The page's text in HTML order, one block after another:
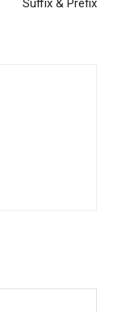
Suffix & Prefix